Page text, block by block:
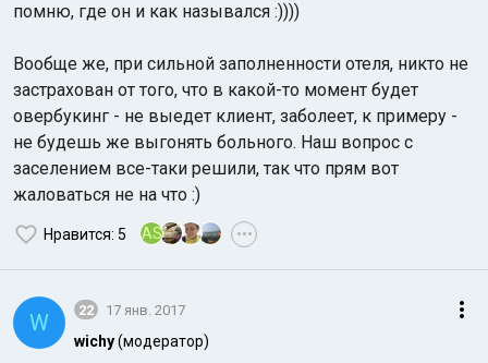
помню, где он и как назывался :))))
Вообще же, при сильной заполненности отеля, никто не
застрахован от того, что в какой-то момент будет
овербукинг - не выедет клиент, заболеет, к примеру -
не будешь же выгонять больного. Наш вопрос с
заселением все-таки решили, так что прям вот
жаловаться не на что :)
Нравится: 5 AS •••
W 22 17 янв. 2017
wichy(модератор)